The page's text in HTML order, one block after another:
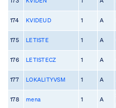
174 KVIDEUD 1 A
175 LETISTE 1 A
176 LETISTECZ 1 A
177 LOKALITYVSM 1 A
178 mena 1 A